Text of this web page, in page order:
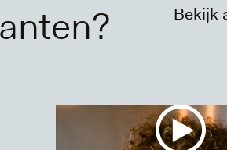
Bekijk